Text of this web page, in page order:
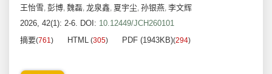
王怡雪, 彭博, 魏磊, 龙泉鑫, 夏宇尘, 孙银燕, 李文辉
2026, 42(1): 2-6. DOI: 10.12449/JCH260101
摘要(761) HTML (305) PDF (1943KB)(294)